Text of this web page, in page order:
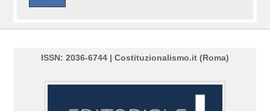
ISSN: 2036-6744 | Costituzionalismo.it (Roma)